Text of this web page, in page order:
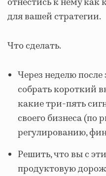
для вашей стратегии.
Что сделать.
Через неделю
собрать короткий
какие три-пять
своего бизнеса (по
регулированию,
Решить, что вы с
продуктовую